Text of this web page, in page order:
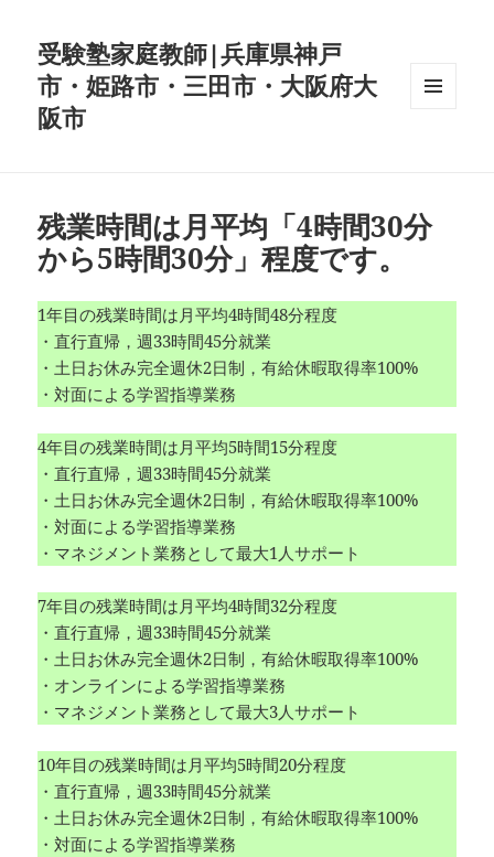
受験塾家庭教師|兵庫県神戸
市・姫路市・三田市・大阪府大
阪市
残業時間は月平均「4時間30分
から5時間30分」程度です。
1年目の残業時間は月平均4時間48分程度
・直行直帰，週33時間45分就業
・土日お休み完全週休2日制，有給休暇取得率100%
・対面による学習指導業務
4年目の残業時間は月平均5時間15分程度
・直行直帰，週33時間45分就業
・土日お休み完全週休2日制，有給休暇取得率100%
・対面による学習指導業務
・マネジメント業務として最大1人サポート
7年目の残業時間は月平均4時間32分程度
・直行直帰，週33時間45分就業
・土日お休み完全週休2日制，有給休暇取得率100%
・オンラインによる学習指導業務
・マネジメント業務として最大3人サポート
10年目の残業時間は月平均5時間20分程度
・直行直帰，週33時間45分就業
・土日お休み完全週休2日制，有給休暇取得率100%
・対面による学習指導業務